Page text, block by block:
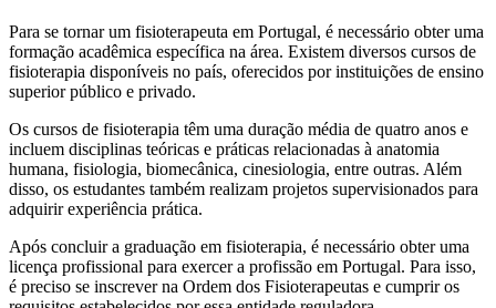
Para se tornar um fisioterapeuta em Portugal, é necessário obter uma
formação acadêmica específica na área. Existem diversos cursos de
fisioterapia disponíveis no país, oferecidos por instituições de ensino
superior público e privado.
Os cursos de fisioterapia têm uma duração média de quatro anos e
incluem disciplinas teóricas e práticas relacionadas à anatomia
humana, fisiologia, biomecânica, cinesiologia, entre outras. Além
disso, os estudantes também realizam projetos supervisionados para
adquirir experiência prática.
Após concluir a graduação em fisioterapia, é necessário obter uma
licença profissional para exercer a profissão em Portugal. Para isso,
é preciso se inscrever na Ordem dos Fisioterapeutas e cumprir os